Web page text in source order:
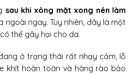
sau khi xông mặt xong nên làm
ngoài ngay. Tuy nhiên, đây là một
thể gây hại cho da.
ở trạng thái rất nhạy cảm, lỗ
khít hoàn toàn và hàng rào bảo